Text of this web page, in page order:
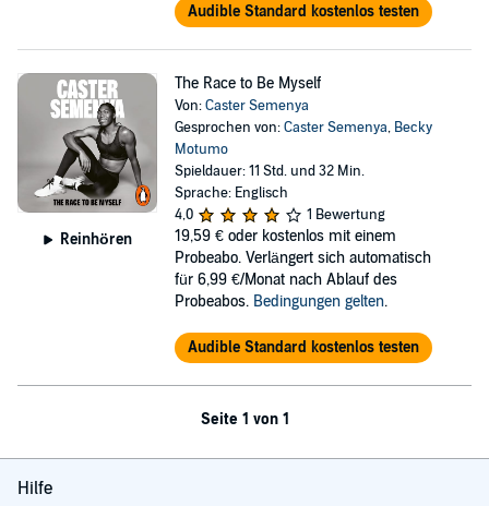
Audible Standard kostenlos testen
Reinhören
The Race to Be Myself
Von:Caster Semenya
Gesprochen von:Caster Semenya, Becky
Motumo
Spieldauer: 11 Std. und 32 Min.
Sprache: Englisch
4,0
1 Bewertung
19,59 € oder kostenlos mit einem
Probeabo. Verlängert sich automatisch
für 6,99 €/Monat nach Ablauf des
Probeabos. Bedingungen gelten.
Audible Standard kostenlos testen
Seite 1 von 1
Hilfe